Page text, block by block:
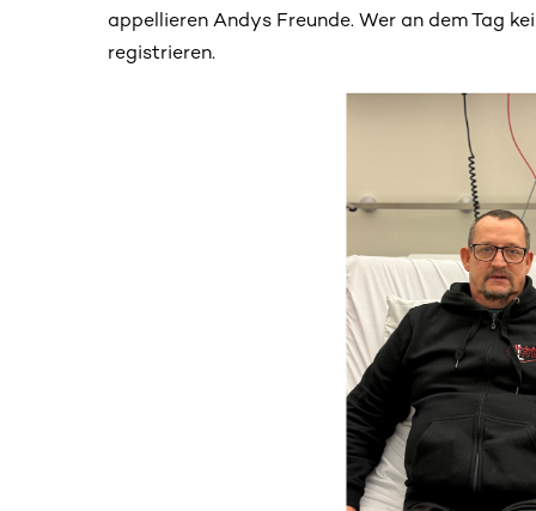
appellieren Andys Freunde. Wer an dem Tag
registrieren.